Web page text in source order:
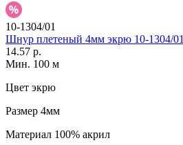
10-1304/01
Шнур плетеный 4мм экрю 10-1304/01
14.57 р.
Мин. 100 м
Цвет экрю
Размер 4мм
Материал 100% акрил